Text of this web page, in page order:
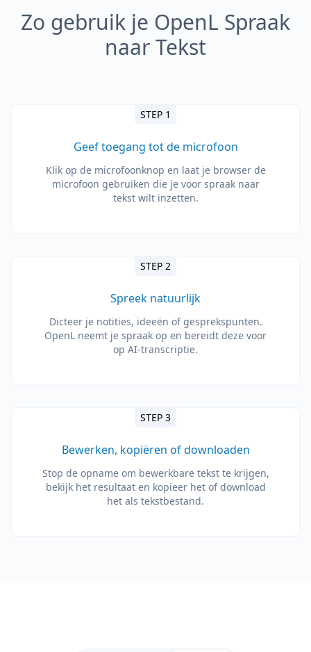
Zo gebruik je OpenL Spraak
naar Tekst
STEP 1
Geef toegang tot de microfoon
Klik op de microfoonknop en laat je browser de
microfoon gebruiken die je voor spraak naar
tekst wilt inzetten.
STEP 2
Spreek natuurlijk
Dicteer je notities, ideeën of gesprekspunten.
OpenL neemt je spraak op en bereidt deze voor
op AI-transcriptie.
STEP 3
Bewerken, kopiëren of downloaden
Stop de opname om bewerkbare tekst te krijgen,
bekijk het resultaat en kopieer het of download
het als tekstbestand.